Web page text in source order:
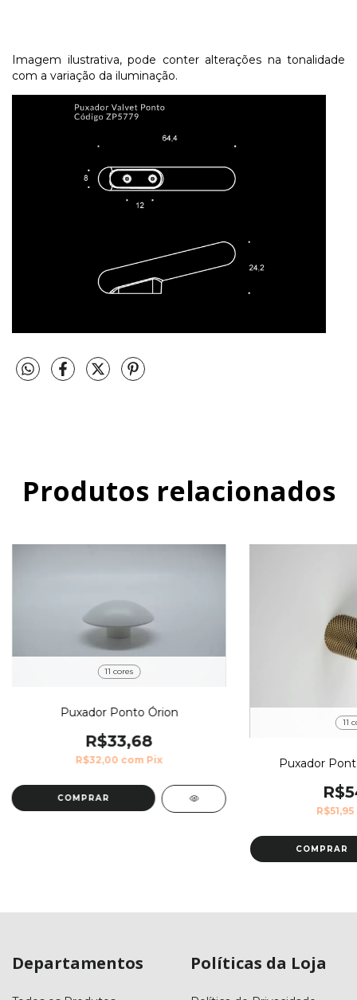
Imagem ilustrativa, pode conter alterações na tonalidade
com a variação da iluminação.
Produtos relacionados
11 cores
Puxador Ponto Órion
R$33,68
R$32,00 com Pix
COMPRAR
11
Puxador
R$51,95
COMPRAR
Departamentos Políticas da Loja